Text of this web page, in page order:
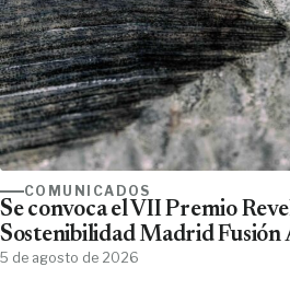
COMUNICADOS
Se convoca el VII Premio
Sostenibilidad Madrid Fusión
5 de agosto de 2026